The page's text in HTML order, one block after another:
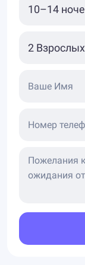
Ваше Имя
Номер